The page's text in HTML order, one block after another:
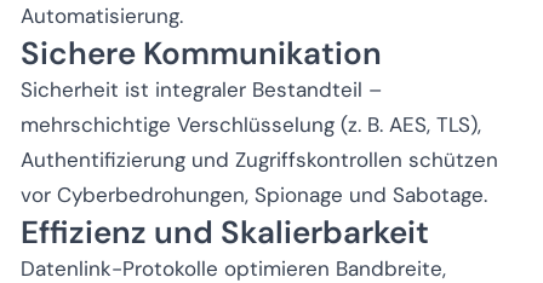
Automatisierung.
Sichere Kommunikation
Sicherheit ist integraler Bestandteil –
mehrschichtige Verschlüsselung (z. B. AES, TLS),
Authentifizierung und Zugriffskontrollen schützen
vor Cyberbedrohungen, Spionage und Sabotage.
Effizienz und Skalierbarkeit
Datenlink-Protokolle optimieren Bandbreite,